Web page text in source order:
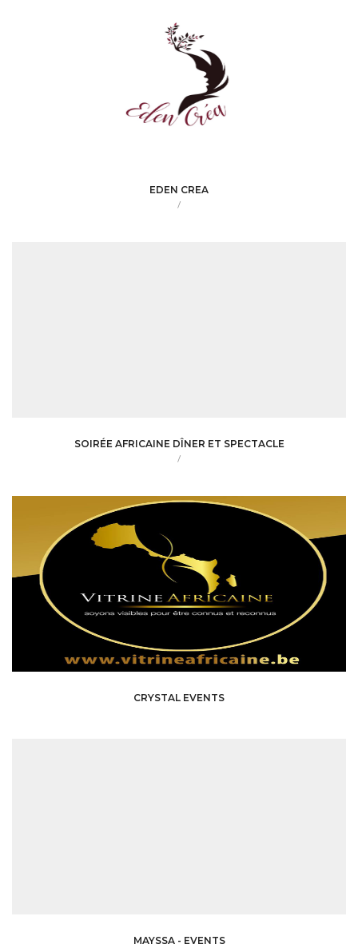
EDEN CREA
/
SOIRÉE AFRICAINE DÎNER ET SPECTACLE
/
CRYSTAL EVENTS
MAYSSA - EVENTS